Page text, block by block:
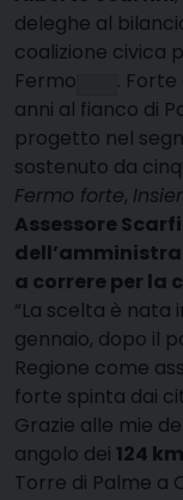
deleghe al
coalizione civica
Fermo
. Forte
anni al fianco di
progetto nel
sostenuto da
Fermo forte,
Assessore
a correre per la
“La scelta è
gennaio, dopo il
Regione come
forte spinta dai
Grazie alle mie
angolo dei 124
Torre di Palme a